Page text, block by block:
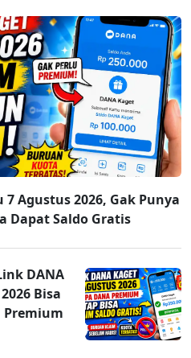
Agustus 2026, Gak Punya
Dapat Saldo Gratis
DANA
Bisa
Premium